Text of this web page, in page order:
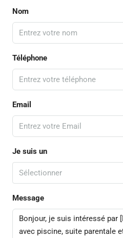
Nom
Téléphone
Email
Je suis un
Sélectionner
Message